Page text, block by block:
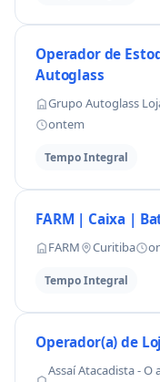
Operador de
Autoglass
Grupo Autoglass
ontem
Tempo Integral
FARM | Caixa |
FARM Curitiba
Tempo Integral
Operador(a) de
Assaí Atacadista -